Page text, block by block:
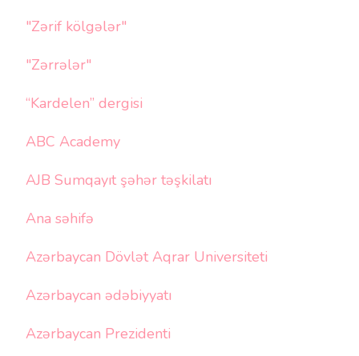
"Zərif kölgələr"
"Zərrələr"
“Kardelen” dergisi
ABC Academy
AJB Sumqayıt şəhər təşkilatı
Ana səhifə
Azərbaycan Dövlət Aqrar Universiteti
Azərbaycan ədəbiyyatı
Azərbaycan Prezidenti